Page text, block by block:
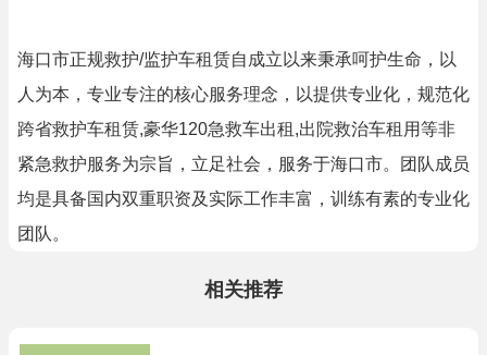
海口市正规救护/监护车租赁自成立以来秉承呵护生命，以
人为本，专业专注的核心服务理念，以提供专业化，规范化
跨省救护车租赁,豪华120急救车出租,出院救治车租用等非
紧急救护服务为宗旨，立足社会，服务于海口市。团队成员
均是具备国内双重职资及实际工作丰富，训练有素的专业化
团队。
相关推荐